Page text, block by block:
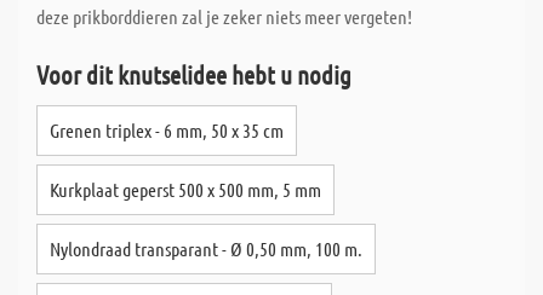
deze prikborddieren zal je zeker niets meer vergeten!
Voor dit knutselidee hebt u nodig
Grenen triplex - 6 mm, 50 x 35 cm
Kurkplaat geperst 500 x 500 mm, 5 mm
Nylondraad transparant - Ø 0,50 mm, 100 m.